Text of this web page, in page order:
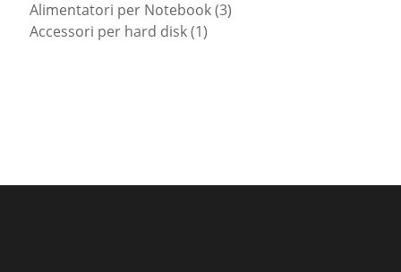
prodotti
Alimentatori per Notebook 33
Accessori per hard disk 11